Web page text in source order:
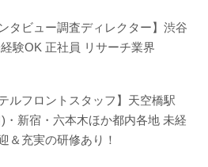
ンタビュー調査ディレクター】渋谷
験OK 正社員 リサーチ業界
テルフロントスタッフ】天空橋駅
・新宿・六本木ほか都内各地 未経
＆充実の研修あり！